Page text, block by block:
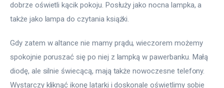
dobrze oświetli kącik pokoju. Posłuży jako nocna lampka, a
także jako lampa do czytania książki.
Gdy zatem w altance nie mamy prądu, wieczorem możemy
spokojnie poruszać się po niej z lampką w pawerbanku. Małą
diodę, ale silnie świecącą, mają także nowoczesne telefony.
Wystarczy kliknąć ikonę latarki i doskonale oświetlimy sobie